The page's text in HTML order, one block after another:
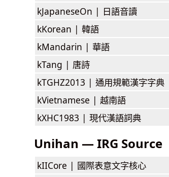
kJapaneseOn | 日語音讀
kKorean | 韓語
kMandarin | 華語
kTang | 唐詩
kTGHZ2013 | 通用規範漢字字典
kVietnamese | 越南語
kXHC1983 | 現代漢語詞典
Unihan — IRG Source
kIICore | 國際表意文字核心